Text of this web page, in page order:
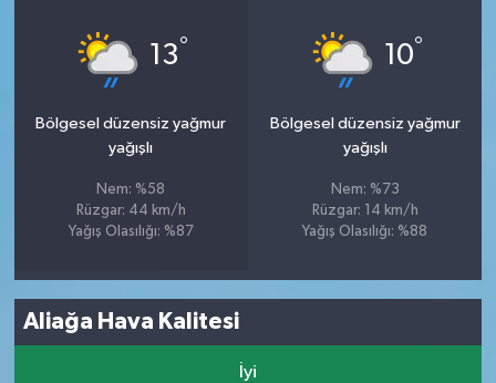
13°
Bölgesel düzensiz yağmur
yağışlı
Nem: %58
Rüzgar: 44 km/h
Yağış Olasılığı: %87
10°
Bölgesel düzensiz yağmur
yağışlı
Nem: %73
Rüzgar: 14 km/h
Yağış Olasılığı: %88
Aliağa Hava Kalitesi
İyi